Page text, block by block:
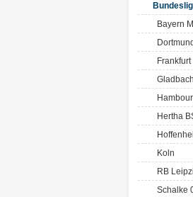
Bayern
Dortmund
Frankfurt
Gladbach
Hertha
Koln
RB
Schalke